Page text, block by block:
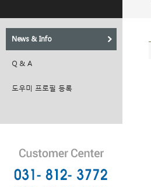
News & Info
Q & A
도우미 프로필 등록